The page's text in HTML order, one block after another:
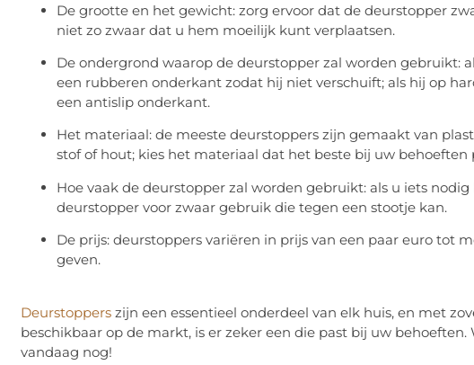
De grootte en het gewicht: zorg ervoor dat de deurstopper
niet zo zwaar dat u hem moeilijk kunt verplaatsen.
De ondergrond waarop de deurstopper zal worden gebruikt:
een rubberen onderkant zodat hij niet verschuift; als hij op
een antislip onderkant.
Het materiaal: de meeste deurstoppers zijn gemaakt van
stof of hout; kies het materiaal dat het beste bij uw behoeften
Hoe vaak de deurstopper zal worden gebruikt: als u iets
deurstopper voor zwaar gebruik die tegen een stootje kan.
De prijs: deurstoppers variëren in prijs van een paar euro tot
geven.
Deurstoppers zijn een essentieel onderdeel van elk huis, en met
beschikbaar op de markt, is er zeker een die past bij uw
vandaag nog!